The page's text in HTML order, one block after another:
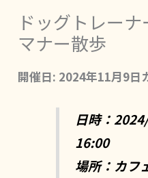
ドッグトレー
マナー散歩
開催日: 2024年11月9日
日時：
16:00
場所：カフ